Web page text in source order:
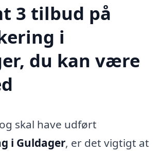
3 tilbud på
i
du kan være
skal have udført
i Guldager, er det vigtigt at